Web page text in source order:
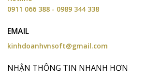
0911 066 388 - 0989 344 338
EMAIL
kinhdoanhvnsoft@gmail.com
NHẬN THÔNG TIN NHANH HƠN